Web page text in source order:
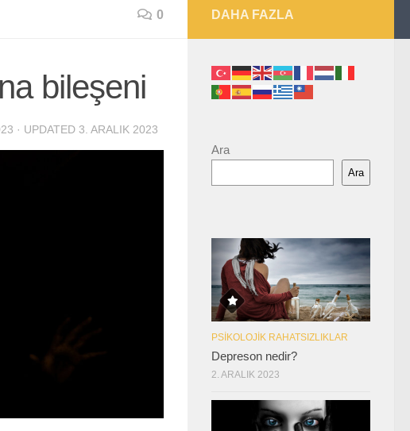
0
bileşeni
· UPDATED 3. ARALIK 2023
DAHA FAZLA
Ara
Ara
PSIKOLOJIK RAHATSIZLIKLAR
Depreson nedir?
2. ARALIK 2023